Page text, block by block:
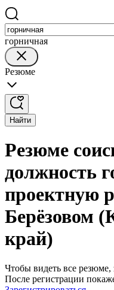
горничная
Резюме
Найти
Резюме
должность
проектную
Берёзовом
край)
Чтобы видеть все резюме,
После регистрации